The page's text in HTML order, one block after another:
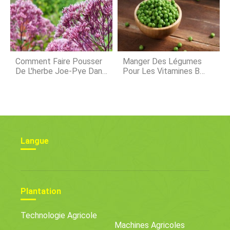
Brocoli
Comment Faire Pousser
De L'herbe Joe-Pye Dans
Manger Des Légumes
Pour Les Vitamines B
Langue
Plantation
Technologie Agricole
Machines Agricoles